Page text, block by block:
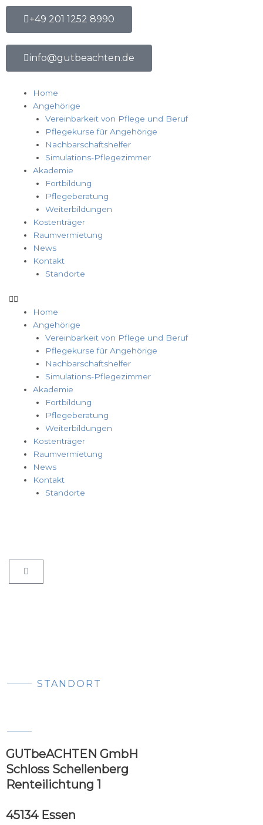
Zum
springen
+49 201 1252 8990
info@gutbeachten.de
Home
Angehörige
Vereinbarkeit von Pflege und Beruf
Pflegekurse für Angehörige
Nachbarschaftshelfer
Simulations-Pflegezimmer
Akademie
Fortbildung
Pflegeberatung
Weiterbildungen
Kostenträger
Raumvermietung
News
Kontakt
Standorte
Home
Angehörige
Vereinbarkeit von Pflege und Beruf
Pflegekurse für Angehörige
Nachbarschaftshelfer
Simulations-Pflegezimmer
Akademie
Fortbildung
Pflegeberatung
Weiterbildungen
Kostenträger
Raumvermietung
News
Kontakt
Standorte
Warenkorb
STANDORT
GUTbeACHTEN GmbH
Schloss Schellenberg
Renteilichtung 1
45134 Essen